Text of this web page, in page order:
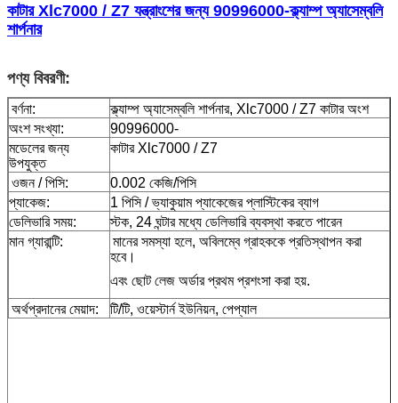
কাটার Xlc7000 / Z7 যন্ত্রাংশের জন্য 90996000-ক্ল্যাম্প অ্যাসেম্বলি
শার্পনার
পণ্য বিবরণী:
বর্ণনা:
ক্ল্যাম্প অ্যাসেম্বলি শার্পনার, Xlc7000 / Z7 কাটার অংশ
অংশ সংখ্যা:
90996000-
মডেলের জন্য
উপযুক্ত
কাটার Xlc7000 / Z7
ওজন / পিসি:
0.002 কেজি/পিসি
প্যাকেজ:
1 পিসি / ভ্যাকুয়াম প্যাকেজের প্লাস্টিকের ব্যাগ
ডেলিভারি সময়:
স্টক, 24 ঘন্টার মধ্যে ডেলিভারি ব্যবস্থা করতে পারেন
মান গ্যারান্টি:
মানের সমস্যা হলে, অবিলম্বে গ্রাহককে প্রতিস্থাপন করা
হবে।
এবং ছোট লেজ অর্ডার প্রথম প্রশংসা করা হয়.
অর্থপ্রদানের মেয়াদ:
টি/টি, ওয়েস্টার্ন ইউনিয়ন, পেপ্যাল